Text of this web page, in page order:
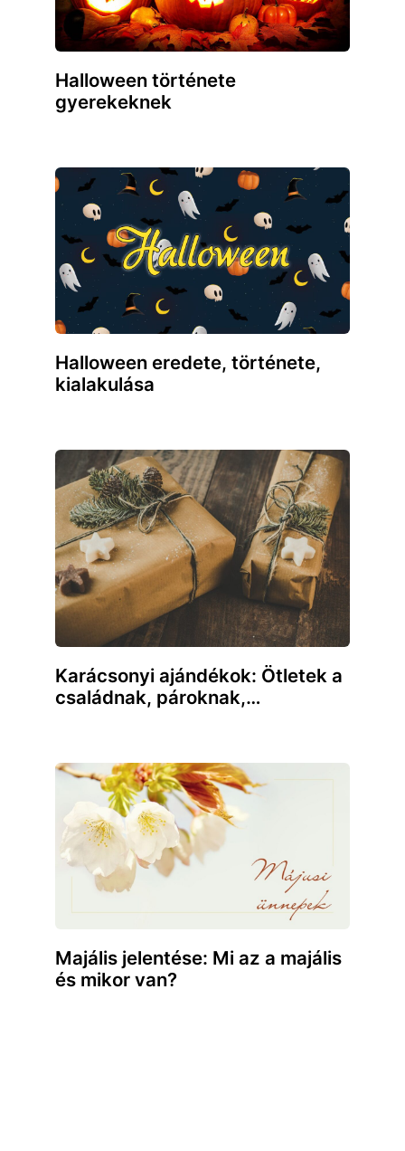
Halloween története
gyerekeknek
Halloween eredete, története,
kialakulása
Karácsonyi ajándékok: Ötletek a
családnak, pároknak,…
Majális jelentése: Mi az a majális
és mikor van?